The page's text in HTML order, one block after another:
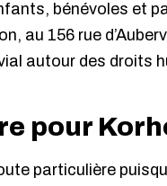
bénévoles et
au 156 rue
autour des droits
pour
particulière